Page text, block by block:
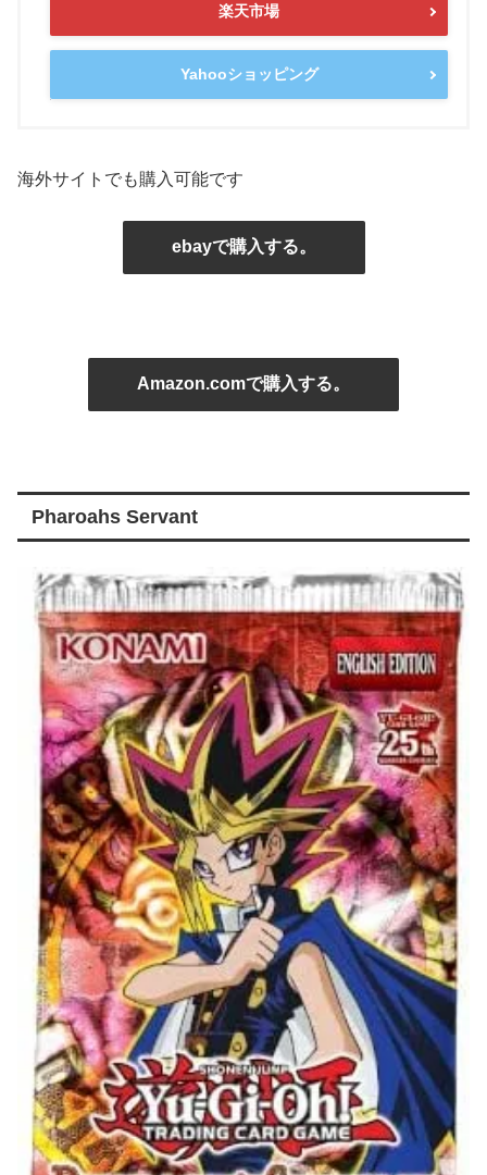
楽天市場
Yahooショッピング
海外サイトでも購入可能です
ebayで購入する。
Amazon.comで購入する。
Pharoahs Servant